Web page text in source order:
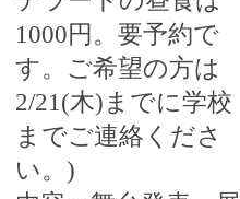
1000 円。要予約で
す。ご希望の方は
2/21(木)までに学校
までご連絡くださ
い。)